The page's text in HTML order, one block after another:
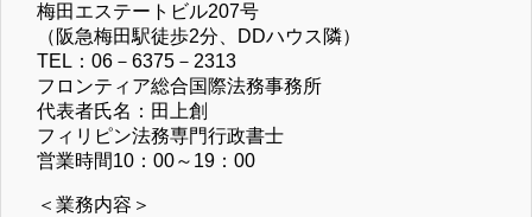
梅田エステートビル207号
（阪急梅田駅徒歩2分、DDハウス隣）
TEL：06－6375－2313
フロンティア総合国際法務事務所
代表者氏名：田上創
フィリピン法務専門行政書士
営業時間10：00～19：00
＜業務内容＞